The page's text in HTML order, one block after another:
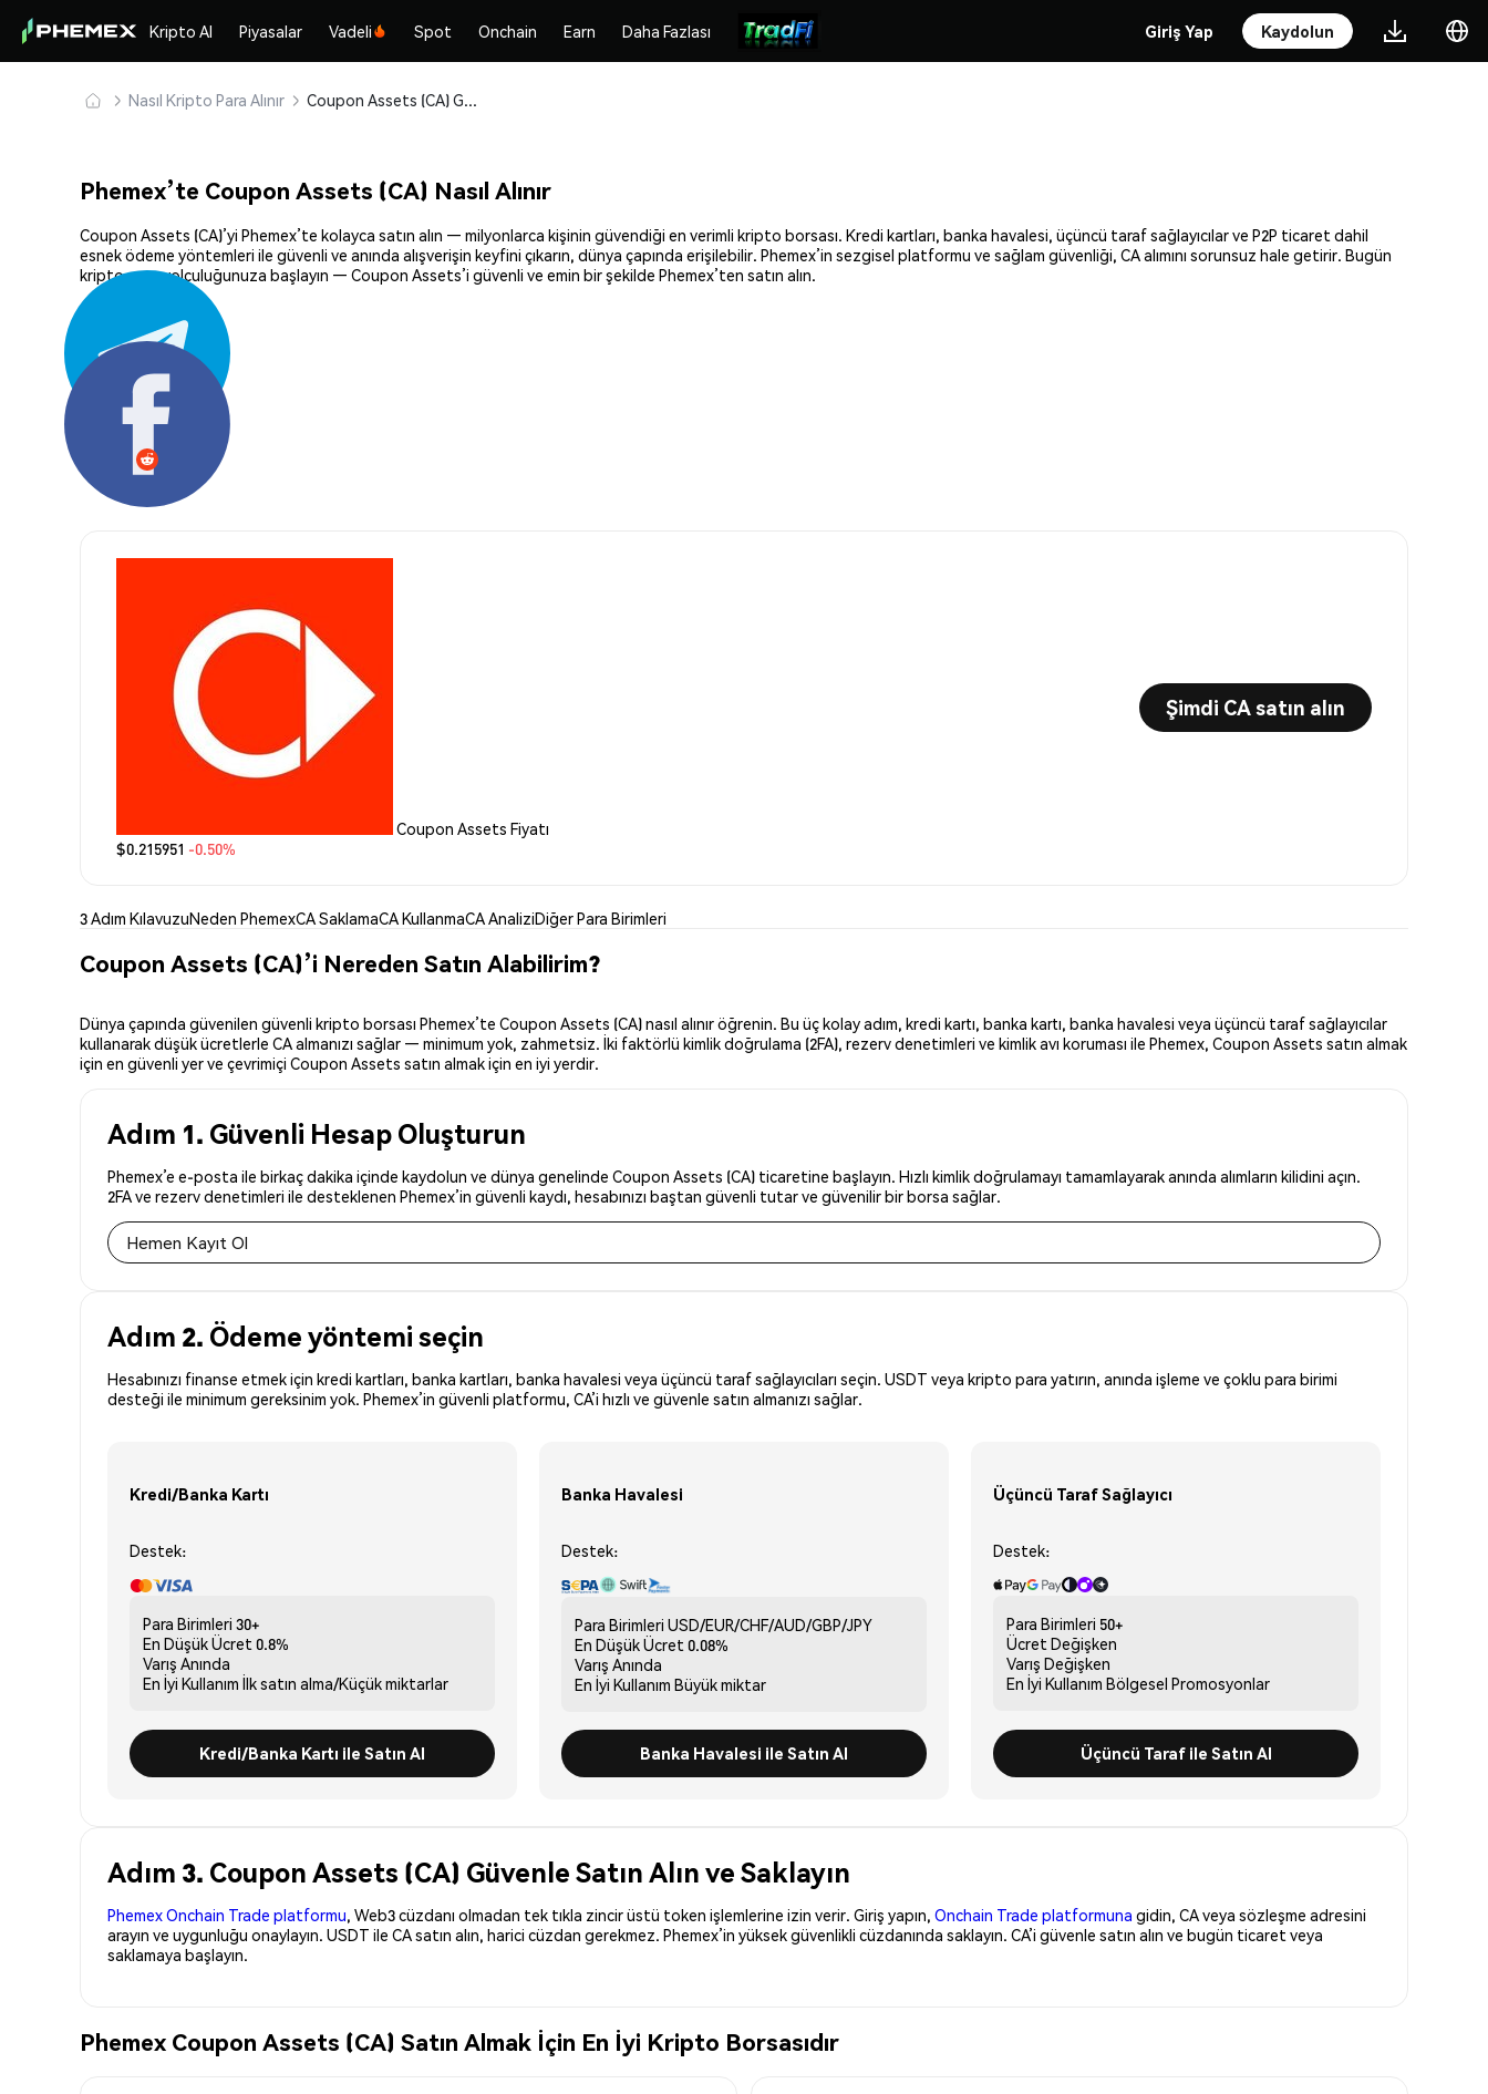
Kripto Al Piyasalar Vadeli Spot Onchain Earn Daha Fazlası Giriş Yap Kaydolun
Nasıl Kripto Para Alınır Coupon Assets (CA) Güvenle Satın Alın ve Saklayın
Phemex’te Coupon Assets (CA) Nasıl Alınır
Coupon Assets (CA)’yi Phemex’te kolayca satın alın — milyonlarca kişinin güvendiği en verimli kripto borsası. Kredi kartları, banka havalesi, üçüncü taraf sağlayıcılar ve P2P ticaret dahil
esnek ödeme yöntemleri ile güvenli ve anında alışverişin keyfini çıkarın, dünya çapında erişilebilir. Phemex’in sezgisel platformu ve sağlam güvenliği, CA alımını sorunsuz hale getirir. Bugün
kripto para yolculuğunuza başlayın — Coupon Assets’i güvenli ve emin bir şekilde Phemex’ten satın alın.
Coupon Assets Fiyatı
$0.215951 -0.50%
Şimdi CA satın alın
3 Adım KılavuzuNeden PhemexCA SaklamaCA KullanmaCA AnaliziDiğer Para Birimleri
Coupon Assets (CA)’i Nereden Satın Alabilirim?
Dünya çapında güvenilen güvenli kripto borsası Phemex’te Coupon Assets (CA) nasıl alınır öğrenin. Bu üç kolay adım, kredi kartı, banka kartı, banka havalesi veya üçüncü taraf sağlayıcılar
kullanarak düşük ücretlerle CA almanızı sağlar — minimum yok, zahmetsiz. İki faktörlü kimlik doğrulama (2FA), rezerv denetimleri ve kimlik avı koruması ile Phemex, Coupon Assets satın almak
için en güvenli yer ve çevrimiçi Coupon Assets satın almak için en iyi yerdir.
Adım 1. Güvenli Hesap Oluşturun
Phemex’e e-posta ile birkaç dakika içinde kaydolun ve dünya genelinde Coupon Assets (CA) ticaretine başlayın. Hızlı kimlik doğrulamayı tamamlayarak anında alımların kilidini açın.
2FA ve rezerv denetimleri ile desteklenen Phemex’in güvenli kaydı, hesabınızı baştan güvenli tutar ve güvenilir bir borsa sağlar.
Hemen Kayıt Ol
Adım 2. Ödeme yöntemi seçin
Hesabınızı finanse etmek için kredi kartları, banka kartları, banka havalesi veya üçüncü taraf sağlayıcıları seçin. USDT veya kripto para yatırın, anında işleme ve çoklu para birimi
desteği ile minimum gereksinim yok. Phemex’in güvenli platformu, CA’i hızlı ve güvenle satın almanızı sağlar.
Kredi/Banka Kartı
Destek:
Para Birimleri 30+
En Düşük Ücret 0.8%
Varış Anında
En İyi Kullanım İlk satın alma/Küçük miktarlar
Kredi/Banka Kartı ile Satın Al
Banka Havalesi
Destek:
Para Birimleri USD/EUR/CHF/AUD/GBP/JPY
En Düşük Ücret 0.08%
Varış Anında
En İyi Kullanım Büyük miktar
Banka Havalesi ile Satın Al
Üçüncü Taraf Sağlayıcı
Destek:
Para Birimleri 50+
Ücret Değişken
Varış Değişken
En İyi Kullanım Bölgesel Promosyonlar
Üçüncü Taraf ile Satın Al
Adım 3. Coupon Assets (CA) Güvenle Satın Alın ve Saklayın
Phemex Onchain Trade platformu, Web3 cüzdanı olmadan tek tıkla zincir üstü token işlemlerine izin verir. Giriş yapın, Onchain Trade platformuna gidin, CA veya sözleşme adresini
arayın ve uygunluğu onaylayın. USDT ile CA satın alın, harici cüzdan gerekmez. Phemex’in yüksek güvenlikli cüzdanında saklayın. CA’i güvenle satın alın ve bugün ticaret veya
saklamaya başlayın.
Phemex Coupon Assets (CA) Satın Almak İçin En İyi Kripto Borsasıdır